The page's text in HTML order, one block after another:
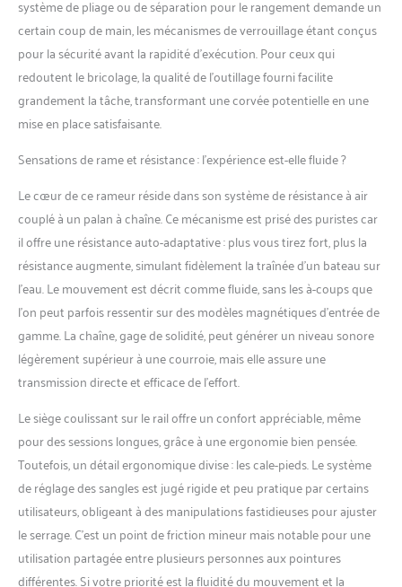
fonction de votre pointure.
CONTENU : 1 rameur
AirRow avec grand écran
de contrôle, 2 piles 1.5 V,
récepteur pour capteur
cardiaque ECG (de type
système de pliage ou de séparation pour le rangement demande un
certain coup de main, les mécanismes de verrouillage étant conçus
pour la sécurité avant la rapidité d’exécution. Pour ceux qui
redoutent le bricolage, la qualité de l’outillage fourni facilite
grandement la tâche, transformant une corvée potentielle en une
mise en place satisfaisante.
Sensations de rame et résistance : l’expérience est-elle fluide ?
Le cœur de ce rameur réside dans son système de résistance à air
couplé à un palan à chaîne. Ce mécanisme est prisé des puristes car
il offre une résistance auto-adaptative : plus vous tirez fort, plus la
résistance augmente, simulant fidèlement la traînée d’un bateau sur
l’eau. Le mouvement est décrit comme fluide, sans les à-coups que
l’on peut parfois ressentir sur des modèles magnétiques d’entrée de
gamme. La chaîne, gage de solidité, peut générer un niveau sonore
légèrement supérieur à une courroie, mais elle assure une
transmission directe et efficace de l’effort.
Le siège coulissant sur le rail offre un confort appréciable, même
pour des sessions longues, grâce à une ergonomie bien pensée.
Toutefois, un détail ergonomique divise : les cale-pieds. Le système
de réglage des sangles est jugé rigide et peu pratique par certains
utilisateurs, obligeant à des manipulations fastidieuses pour ajuster
le serrage. C’est un point de friction mineur mais notable pour une
utilisation partagée entre plusieurs personnes aux pointures
différentes. Si votre priorité est la fluidité du mouvement et la